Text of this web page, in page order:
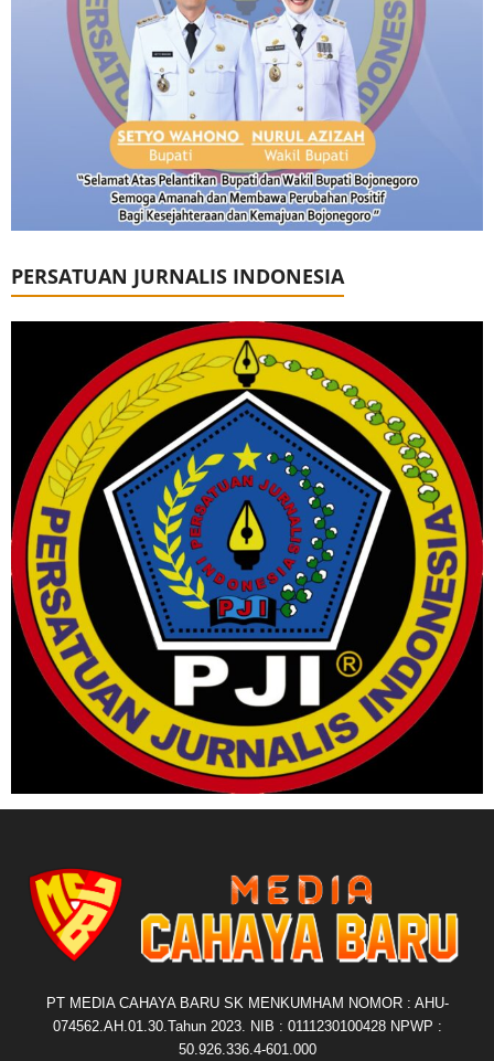
PERSATUAN JURNALIS INDONESIA
PT MEDIA CAHAYA BARU SK MENKUMHAM NOMOR : AHU-
074562.AH.01.30.Tahun 2023. NIB : 0111230100428 NPWP :
50.926.336.4-601.000